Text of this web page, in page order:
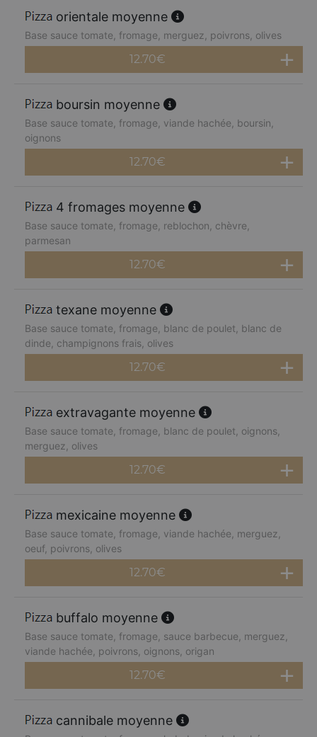
orientale moyenne
Base sauce tomate, fromage, merguez, poivrons, olives
12.70€
boursin moyenne
Base sauce tomate, fromage, viande hachée, boursin,
oignons
12.70€
4 fromages moyenne
Base sauce tomate, fromage, reblochon, chèvre,
parmesan
12.70€
texane moyenne
Base sauce tomate, fromage, blanc de poulet, blanc de
dinde, champignons frais, olives
12.70€
extravagante moyenne
Base sauce tomate, fromage, blanc de poulet, oignons,
merguez, olives
12.70€
mexicaine moyenne
Base sauce tomate, fromage, viande hachée, merguez,
oeuf, poivrons, olives
12.70€
buffalo moyenne
Base sauce tomate, fromage, sauce barbecue, merguez,
viande hachée, poivrons, oignons, origan
12.70€
cannibale moyenne